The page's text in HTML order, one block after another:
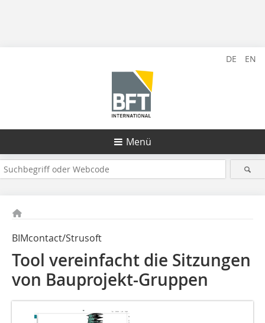
DE EN
Menü
BIMcontact/Strusoft
Tool vereinfacht die Sitzungen
von Bauprojekt-Gruppen